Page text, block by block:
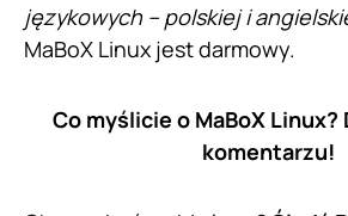
językowych – polskiej i
MaBoX Linux jest darmowy.
Co myślicie o MaBoX Linux?
komentarzu!